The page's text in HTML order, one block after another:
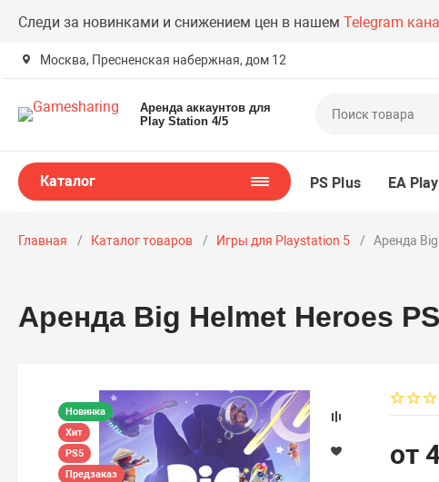
Следи за новинками и снижением цен в нашемTelegram
Москва, Пресненская набержная, дом 12
Аренда аккаунтов для
Play Station 4/5
Каталог PS Plus EA Play
Главная Каталог товаров Игры для Playstation 5 Аренда
Аренда Big Helmet Heroes
Новинка
Хит
PS5
Предзаказ
от